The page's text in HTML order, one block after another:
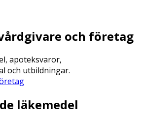
och företag
apoteksvaror,
och utbildningar.
läkemedel